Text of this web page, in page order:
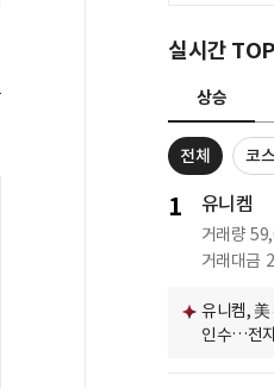
실시간
상승
전체 코
1 유니켐
거래량
거래대금
유니켐,
인수…전